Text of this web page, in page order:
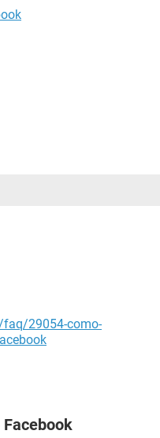
29054-como-